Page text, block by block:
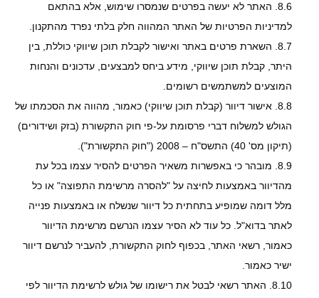
8.6. האתר לא יעשה בפרטים שנמסרו שימוש, אלא בהתאם
למדיניות הפרטיות של האתר המהווה חלק בלתי נפרד מהתקנון.
8.7. השארת פרטים באתר ואישור לקבלת תוכן שיווקי כוללת, בין
היתר, קבלת תוכן שיווקי, מידע ביחס למבצעים, עדכונים והנחות
המוצעים למשתמשים רשומים.
8.8. אישור דיוור (קבלת תוכן שיווקי) כאמור, מהווה את הסכמתו של
הגולש למשלוח דברי פרסומת על-פי חוק התקשורת (בזק ושידורים)
(תיקון מס' 40) התשס"ח – 2008 ("חוק התקשורת").
8.9. מובהר כי באפשרות משאיר הפרטים להסיר עצמו בכל עת
מהדיוור באמצעות לחיצה על "להסרה מרשימת התפוצה" או כל
מלל דומה שמופיע בתחתית כל דיוור שנשלח או באמצעות פנייה
לאתר בדוא"ל. כל עוד לא הסיר עצמו הנרשם מרשימת הדיוור
כאמור, רשאי האתר, בכפוף לחוק התקשורת, להעביר לנרשם דיוור
ישיר כאמור.
8.10. האתר רשאי לבטל את רישומו של גולש לרשימת הדיוור לפי